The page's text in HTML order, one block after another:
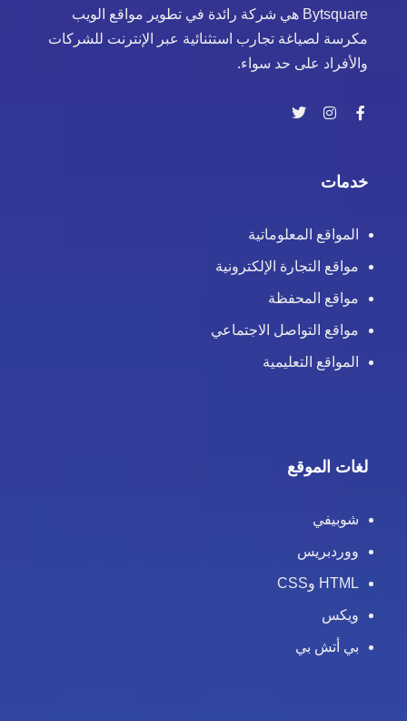
Bytsquare هي شركة رائدة في تطوير مواقع الويب
مكرسة لصياغة تجارب استثنائية عبر الإنترنت للشركات
والأفراد على حد سواء.
خدمات
المواقع المعلوماتية
مواقع التجارة الإلكترونية
مواقع المحفظة
مواقع التواصل الاجتماعي
المواقع التعليمية
لغات الموقع
شوبيفي
ووردبريس
HTML وCSS
ويكس
بي أتش بي